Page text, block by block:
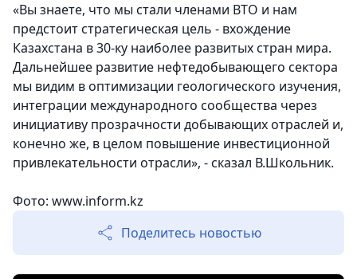
«Вы знаете, что мы стали членами ВТО и нам
предстоит стратегическая цель - вхождение
Казахстана в 30-ку наиболее развитых стран мира.
Дальнейшее развитие нефтедобывающего сектора
мы видим в оптимизации геологического изучения,
интеграции международного сообщества через
инициативу прозрачности добывающих отраслей и,
конечно же, в целом повышение инвестиционной
привлекательности отрасли», - сказал В.Школьник.
Фото: www.inform.kz
Поделитесь новостью